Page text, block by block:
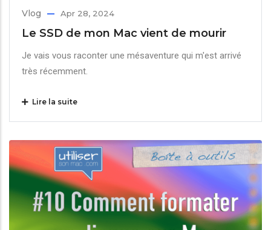
Vlog Apr 28, 2024
Le SSD de mon Mac vient de mourir
Je vais vous raconter une mésaventure qui m'est arrivé
très récemment.
Lire la suite